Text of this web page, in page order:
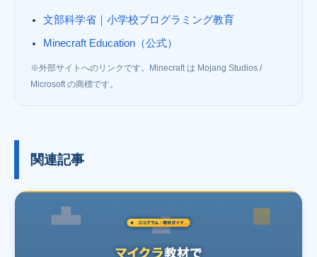
文部科学省｜小学校プログラミング教育
Minecraft Education（公式）
※外部サイトへのリンクです。Minecraft は Mojang Studios /
Microsoft の商標です。
関連記事